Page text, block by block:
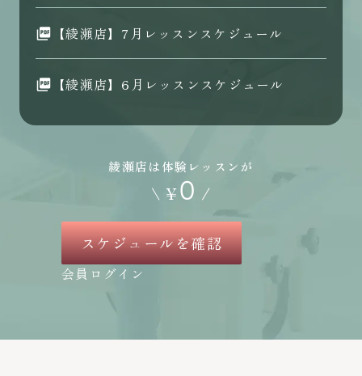
【綾瀬店】7月レッスンスケジュール
【綾瀬店】6月レッスンスケジュール
綾瀬店は体験レッスンが
\¥0 /
スケジュールを確認
会員ログイン